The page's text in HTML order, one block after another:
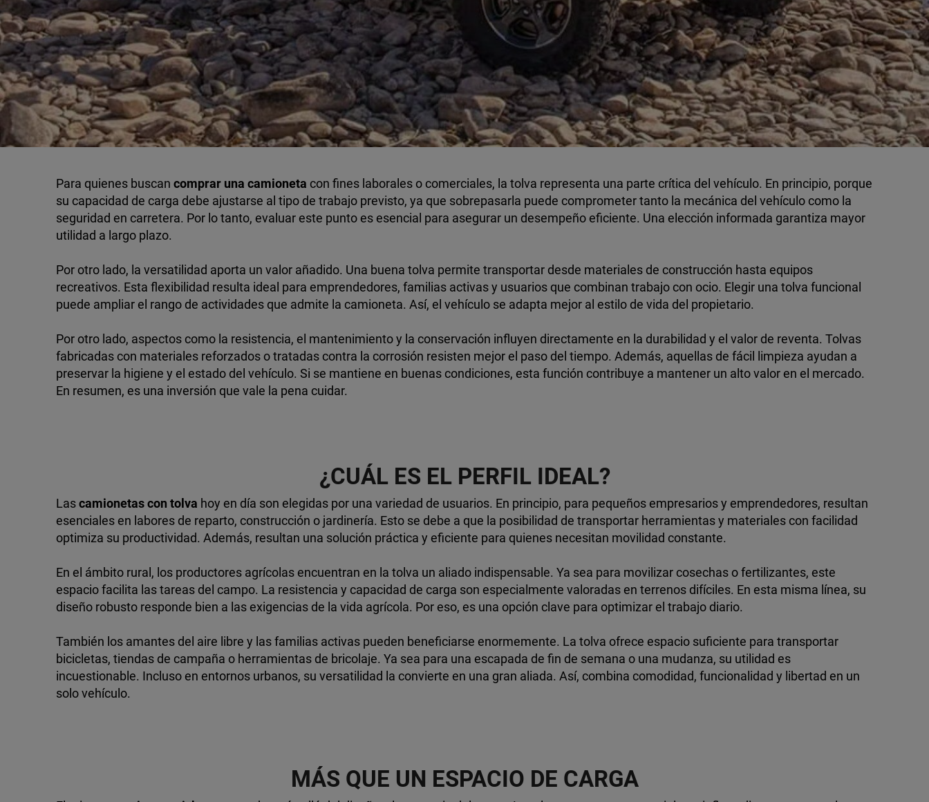
Para quienes buscan comprar una camioneta con fines laborales o comerciales, la tolva representa una parte crítica del vehículo. En principio, porque
su capacidad de carga debe ajustarse al tipo de trabajo previsto, ya que sobrepasarla puede comprometer tanto la mecánica del vehículo como la
seguridad en carretera. Por lo tanto, evaluar este punto es esencial para asegurar un desempeño eficiente. Una elección informada garantiza mayor
utilidad a largo plazo.
Por otro lado, la versatilidad aporta un valor añadido. Una buena tolva permite transportar desde materiales de construcción hasta equipos
recreativos. Esta flexibilidad resulta ideal para emprendedores, familias activas y usuarios que combinan trabajo con ocio. Elegir una tolva funcional
puede ampliar el rango de actividades que admite la camioneta. Así, el vehículo se adapta mejor al estilo de vida del propietario.
Por otro lado, aspectos como la resistencia, el mantenimiento y la conservación influyen directamente en la durabilidad y el valor de reventa. Tolvas
fabricadas con materiales reforzados o tratadas contra la corrosión resisten mejor el paso del tiempo. Además, aquellas de fácil limpieza ayudan a
preservar la higiene y el estado del vehículo. Si se mantiene en buenas condiciones, esta función contribuye a mantener un alto valor en el mercado.
En resumen, es una inversión que vale la pena cuidar.
¿CUÁL ES EL PERFIL IDEAL?
Lascamionetas con tolva hoy en día son elegidas por una variedad de usuarios. En principio, para pequeños empresarios y emprendedores, resultan
esenciales en labores de reparto, construcción o jardinería. Esto se debe a que la posibilidad de transportar herramientas y materiales con facilidad
optimiza su productividad. Además, resultan una solución práctica y eficiente para quienes necesitan movilidad constante.
En el ámbito rural, los productores agrícolas encuentran en la tolva un aliado indispensable. Ya sea para movilizar cosechas o fertilizantes, este
espacio facilita las tareas del campo. La resistencia y capacidad de carga son especialmente valoradas en terrenos difíciles. En esta misma línea, su
diseño robusto responde bien a las exigencias de la vida agrícola. Por eso, es una opción clave para optimizar el trabajo diario.
También los amantes del aire libre y las familias activas pueden beneficiarse enormemente. La tolva ofrece espacio suficiente para transportar
bicicletas, tiendas de campaña o herramientas de bricolaje. Ya sea para una escapada de fin de semana o una mudanza, su utilidad es
incuestionable. Incluso en entornos urbanos, su versatilidad la convierte en una gran aliada. Así, combina comodidad, funcionalidad y libertad en un
solo vehículo.
MÁS QUE UN ESPACIO DE CARGA